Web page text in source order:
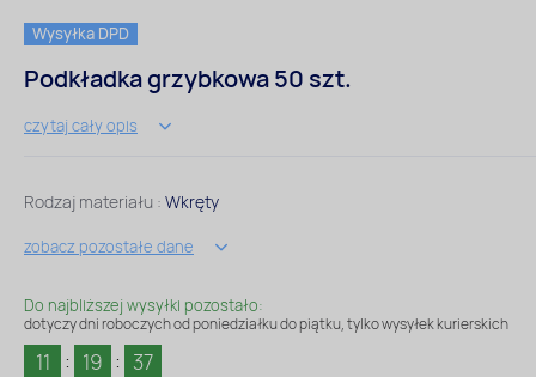
Wysyłka DPD
Podkładka grzybkowa 50 szt.
czytaj cały opis
Rodzaj materiału : Wkręty
zobacz pozostałe dane
Do najbliższej wysyłki pozostało:
dotyczy dni roboczych od poniedziałku do piątku, tylko wysyłek kurierskich
11 19 37